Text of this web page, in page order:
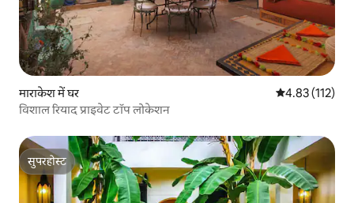
माराकेश में घर औसत रेटिंग 5 में से
4.83 (112)
विशाल रियाद प्राइवेट टॉप लोकेशन
सुपरहोस्ट
सुपरहोस्ट